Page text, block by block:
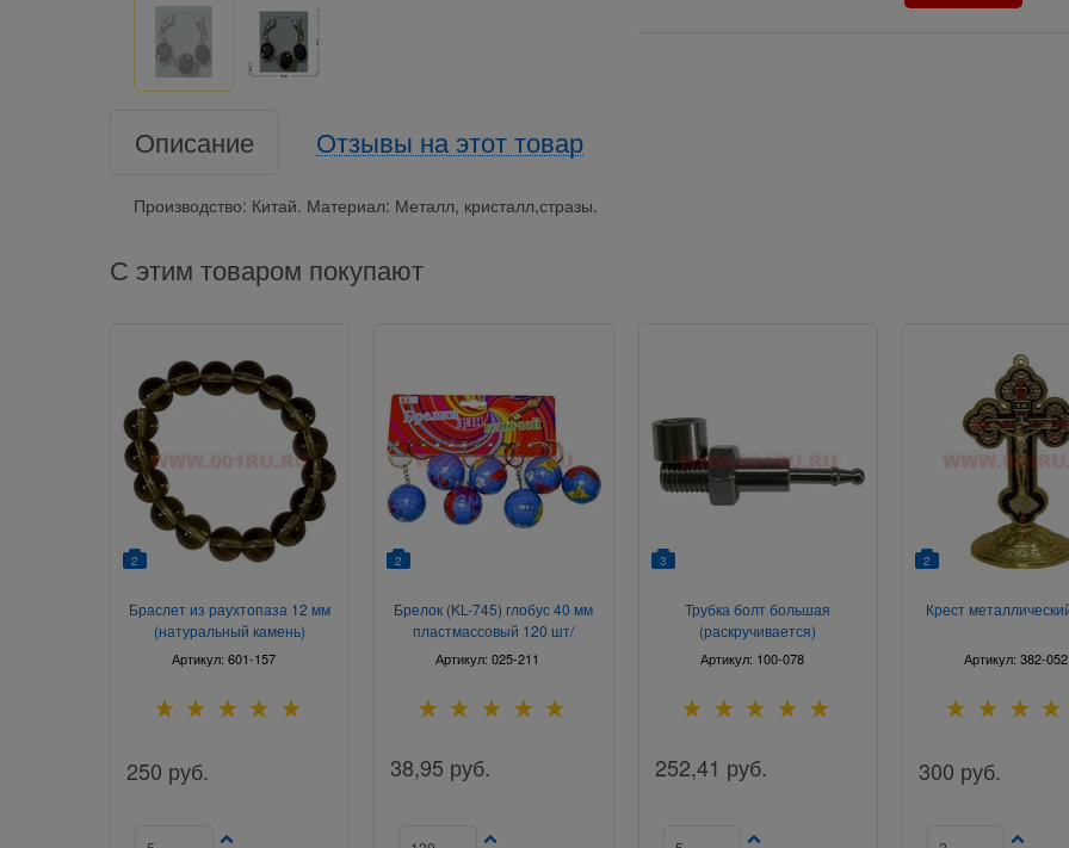
Описание Отзывы на этот товар
Производство: Китай. Материал: Металл, кристалл,стразы.
С этим товаром покупают
2
Браслет из раухтопаза 12 мм
(натуральный камень)
Артикул:601-157
250 руб.
2
Брелок (KL-745) глобус 40 мм
пластмассовый 120 шт/
упаковка
Артикул:025-211
38,95 руб.
3
Трубка болт большая
(раскручивается)
Артикул: 100-078
252,41 руб.
2
Крест
Артикул: 382-052
300 руб.